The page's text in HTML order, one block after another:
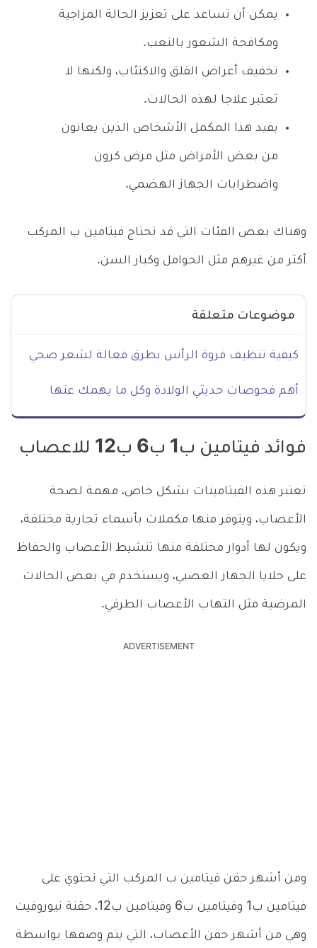
يمكن أن تساعد على تعزيز الحالة المزاجية
ومكافحة الشعور بالتعب.
تخفيف أعراض القلق والاكتئاب، ولكنها لا
تعتبر علاجا لهذه الحالات.
يفيد هذا المكمل الأشخاص الذين يعانون
من بعض الأمراض مثل مرض كرون
واضطرابات الجهاز الهضمي.
وهناك بعض الفئات التي قد تحتاج فيتامين ب المركب
أكثر من غيرهم مثل الحوامل وكبار السن.
موضوعات متعلقة
كيفية تنظيف فروة الرأس بطرق فعالة لشعر صحي
أهم فحوصات حديثي الولادة وكل ما يهمك عنها
فوائد فيتامين ب1 ب6 ب12 للاعصاب
تعتبر هذه الفيتامينات بشكل خاص، مهمة لصحة
الأعصاب، ويتوفر منها مكملات بأسماء تجارية مختلفة،
ويكون لها أدوار مختلفة منها تنشيط الأعصاب والحفاظ
على خلايا الجهاز العصبي، ويستخدم في بعض الحالات
المرضية مثل التهاب الأعصاب الطرفي.
ADVERTISEMENT
ومن أشهر حقن فيتامين ب المركب التي تحتوي على
فيتامين ب1 وفيتامين ب6 وفيتامين ب12، حقنة نيوروفيت
وهي من أشهر حقن الأعصاب، التي يتم وصفها بواسطة